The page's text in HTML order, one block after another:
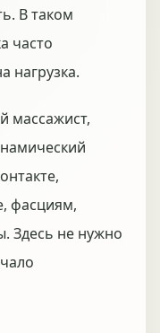
В таком
часто
нагрузка.
массажист,
фасциям,
не нужно